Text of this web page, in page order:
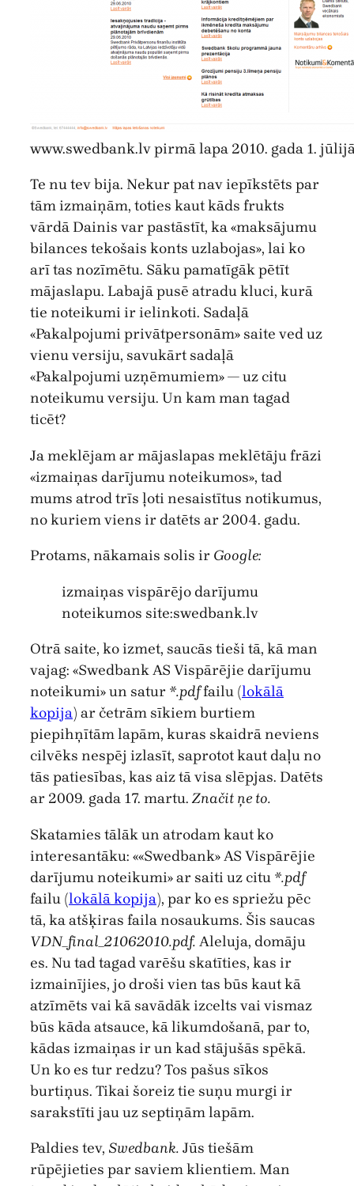
www.swedbank.lv pirmā lapa 2010. gada 1.
Te nu tev bija. Nekur pat nav iepīkstēts par
tām izmaiņām, toties kaut kāds frukts
vārdā Dainis var pastāstīt, ka «maksājumu
bilances tekošais konts uzlabojas», lai ko
arī tas nozīmētu. Sāku pamatīgāk pētīt
mājaslapu. Labajā pusē atradu kluci, kurā
tie noteikumi ir ielinkoti. Sadaļā
«Pakalpojumi privātpersonām» saite ved uz
vienu versiju, savukārt sadaļā
«Pakalpojumi uzņēmumiem» — uz citu
noteikumu versiju. Un kam man tagad
ticēt?
Ja meklējam ar mājaslapas meklētāju frāzi
«izmaiņas darījumu noteikumos», tad
mums atrod trīs ļoti nesaistītus notikumus,
no kuriem viens ir datēts ar 2004. gadu.
Protams, nākamais solis ir Google:
izmaiņas vispārējo darījumu
noteikumos site:swedbank.lv
Otrā saite, ko izmet, saucās tieši tā, kā man
vajag: «Swedbank AS Vispārējie darījumu
noteikumi» un satur *.pdffailu (lokālā
kopija) ar četrām sīkiem burtiem
piepihņītām lapām, kuras skaidrā neviens
cilvēks nespēj izlasīt, saprotot kaut daļu no
tās patiesības, kas aiz tā visa slēpjas. Datēts
ar 2009. gada 17. martu. Značit ņe to.
Skatamies tālāk un atrodam kaut ko
interesantāku: ««Swedbank» AS Vispārējie
darījumu noteikumi» ar saiti uz citu *.pdf
failu (lokālā kopija), par ko es spriežu pēc
tā, ka atšķiras faila nosaukums. Šis saucas
VDN_final_21062010.pdf. Aleluja, domāju
es. Nu tad tagad varēšu skatīties, kas ir
izmainījies, jo droši vien tas būs kaut kā
atzīmēts vai kā savādāk izcelts vai vismaz
būs kāda atsauce, kā likumdošanā, par to,
kādas izmaiņas ir un kad stājušās spēkā.
Un ko es tur redzu? Tos pašus sīkos
burtiņus. Tikai šoreiz tie suņu murgi ir
sarakstīti jau uz septiņām lapām.
Paldies tev, Swedbank. Jūs tiešām
rūpējieties par saviem klientiem. Man